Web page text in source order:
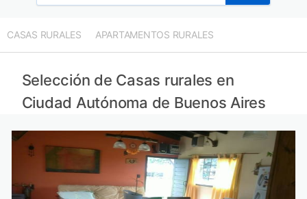
Casas rurales en Santa Catarina
Casas rurales en São Paulo
Casas rurales en Estado de Río de Janeiro
CASAS RURALES APARTAMENTOS RURALES
Selección de Casas rurales en
Ciudad Autónoma de Buenos Aires